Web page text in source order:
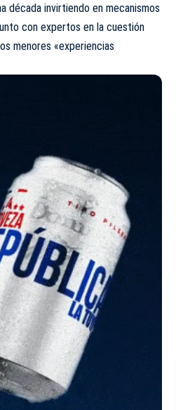
década invirtiendo en mecanismos
con expertos en la cuestión
menores «experiencias